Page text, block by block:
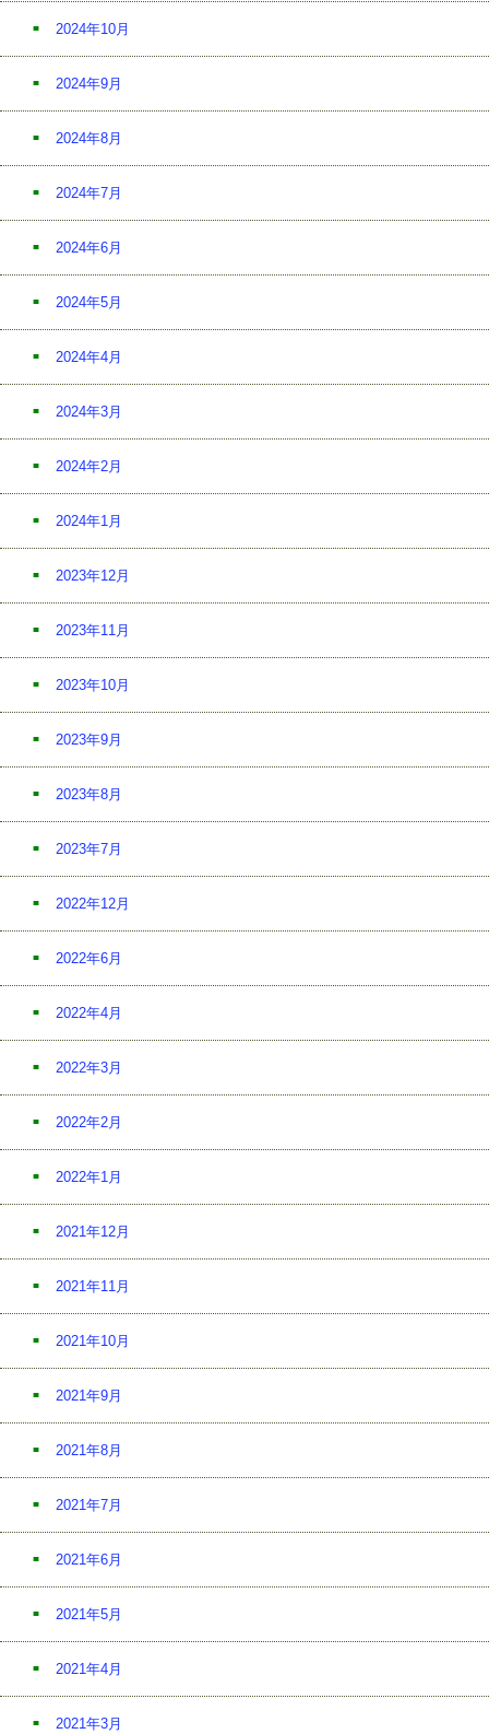
2024年10月
2024年9月
2024年8月
2024年7月
2024年6月
2024年5月
2024年4月
2024年3月
2024年2月
2024年1月
2023年12月
2023年11月
2023年10月
2023年9月
2023年8月
2023年7月
2022年12月
2022年6月
2022年4月
2022年3月
2022年2月
2022年1月
2021年12月
2021年11月
2021年10月
2021年9月
2021年8月
2021年7月
2021年6月
2021年5月
2021年4月
2021年3月